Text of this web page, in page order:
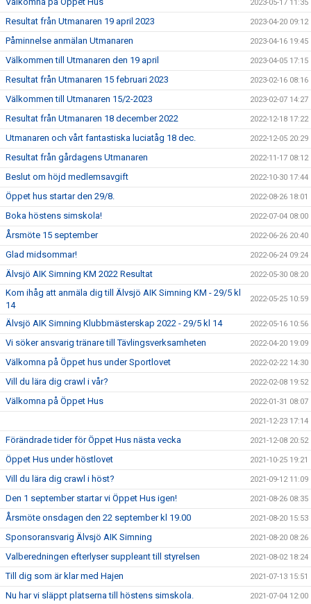
2023-05-17 11:35
Resultat från Utmanaren 19 april 2023 2023-04-20 09:12
Påminnelse anmälan Utmanaren 2023-04-16 19:45
Välkommen till Utmanaren den 19 april 2023-04-05 17:15
Resultat från Utmanaren 15 februari 2023 2023-02-16 08:16
Välkommen till Utmanaren 15/2-2023 2023-02-07 14:27
Resultat från Utmanaren 18 december 2022 2022-12-18 17:22
Utmanaren och vårt fantastiska luciatåg 18 dec. 2022-12-05 20:29
Resultat från gårdagens Utmanaren 2022-11-17 08:12
Beslut om höjd medlemsavgift 2022-10-30 17:44
Öppet hus startar den 29/8. 2022-08-26 18:01
Boka höstens simskola! 2022-07-04 08:00
Årsmöte 15 september 2022-06-26 20:40
Glad midsommar! 2022-06-24 09:24
Älvsjö AIK Simning KM 2022 Resultat 2022-05-30 08:20
Kom ihåg att anmäla dig till Älvsjö AIK Simning KM - 29/5 kl
14
2022-05-25 10:59
Älvsjö AIK Simning Klubbmästerskap 2022 - 29/5 kl 14 2022-05-16 10:56
Vi söker ansvarig tränare till Tävlingsverksamheten 2022-04-20 19:09
Välkomna på Öppet hus under Sportlovet 2022-02-22 14:30
Vill du lära dig crawl i vår? 2022-02-08 19:52
Välkomna på Öppet Hus 2022-01-31 08:07
2021-12-23 17:14
Förändrade tider för Öppet Hus nästa vecka 2021-12-08 20:52
Öppet Hus under höstlovet 2021-10-25 19:21
Vill du lära dig crawl i höst? 2021-09-12 11:09
Den 1 september startar vi Öppet Hus igen! 2021-08-26 08:35
Årsmöte onsdagen den 22 september kl 19.00 2021-08-20 15:53
Sponsoransvarig Älvsjö AIK Simning 2021-08-20 08:26
Valberedningen efterlyser suppleant till styrelsen 2021-08-02 18:24
Till dig som är klar med Hajen 2021-07-13 15:51
Nu har vi släppt platserna till höstens simskola. 2021-07-04 12:00